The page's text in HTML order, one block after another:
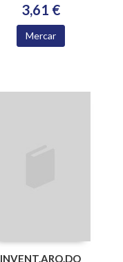
3,61 €
Mercar
INVENT.ARQ.DO